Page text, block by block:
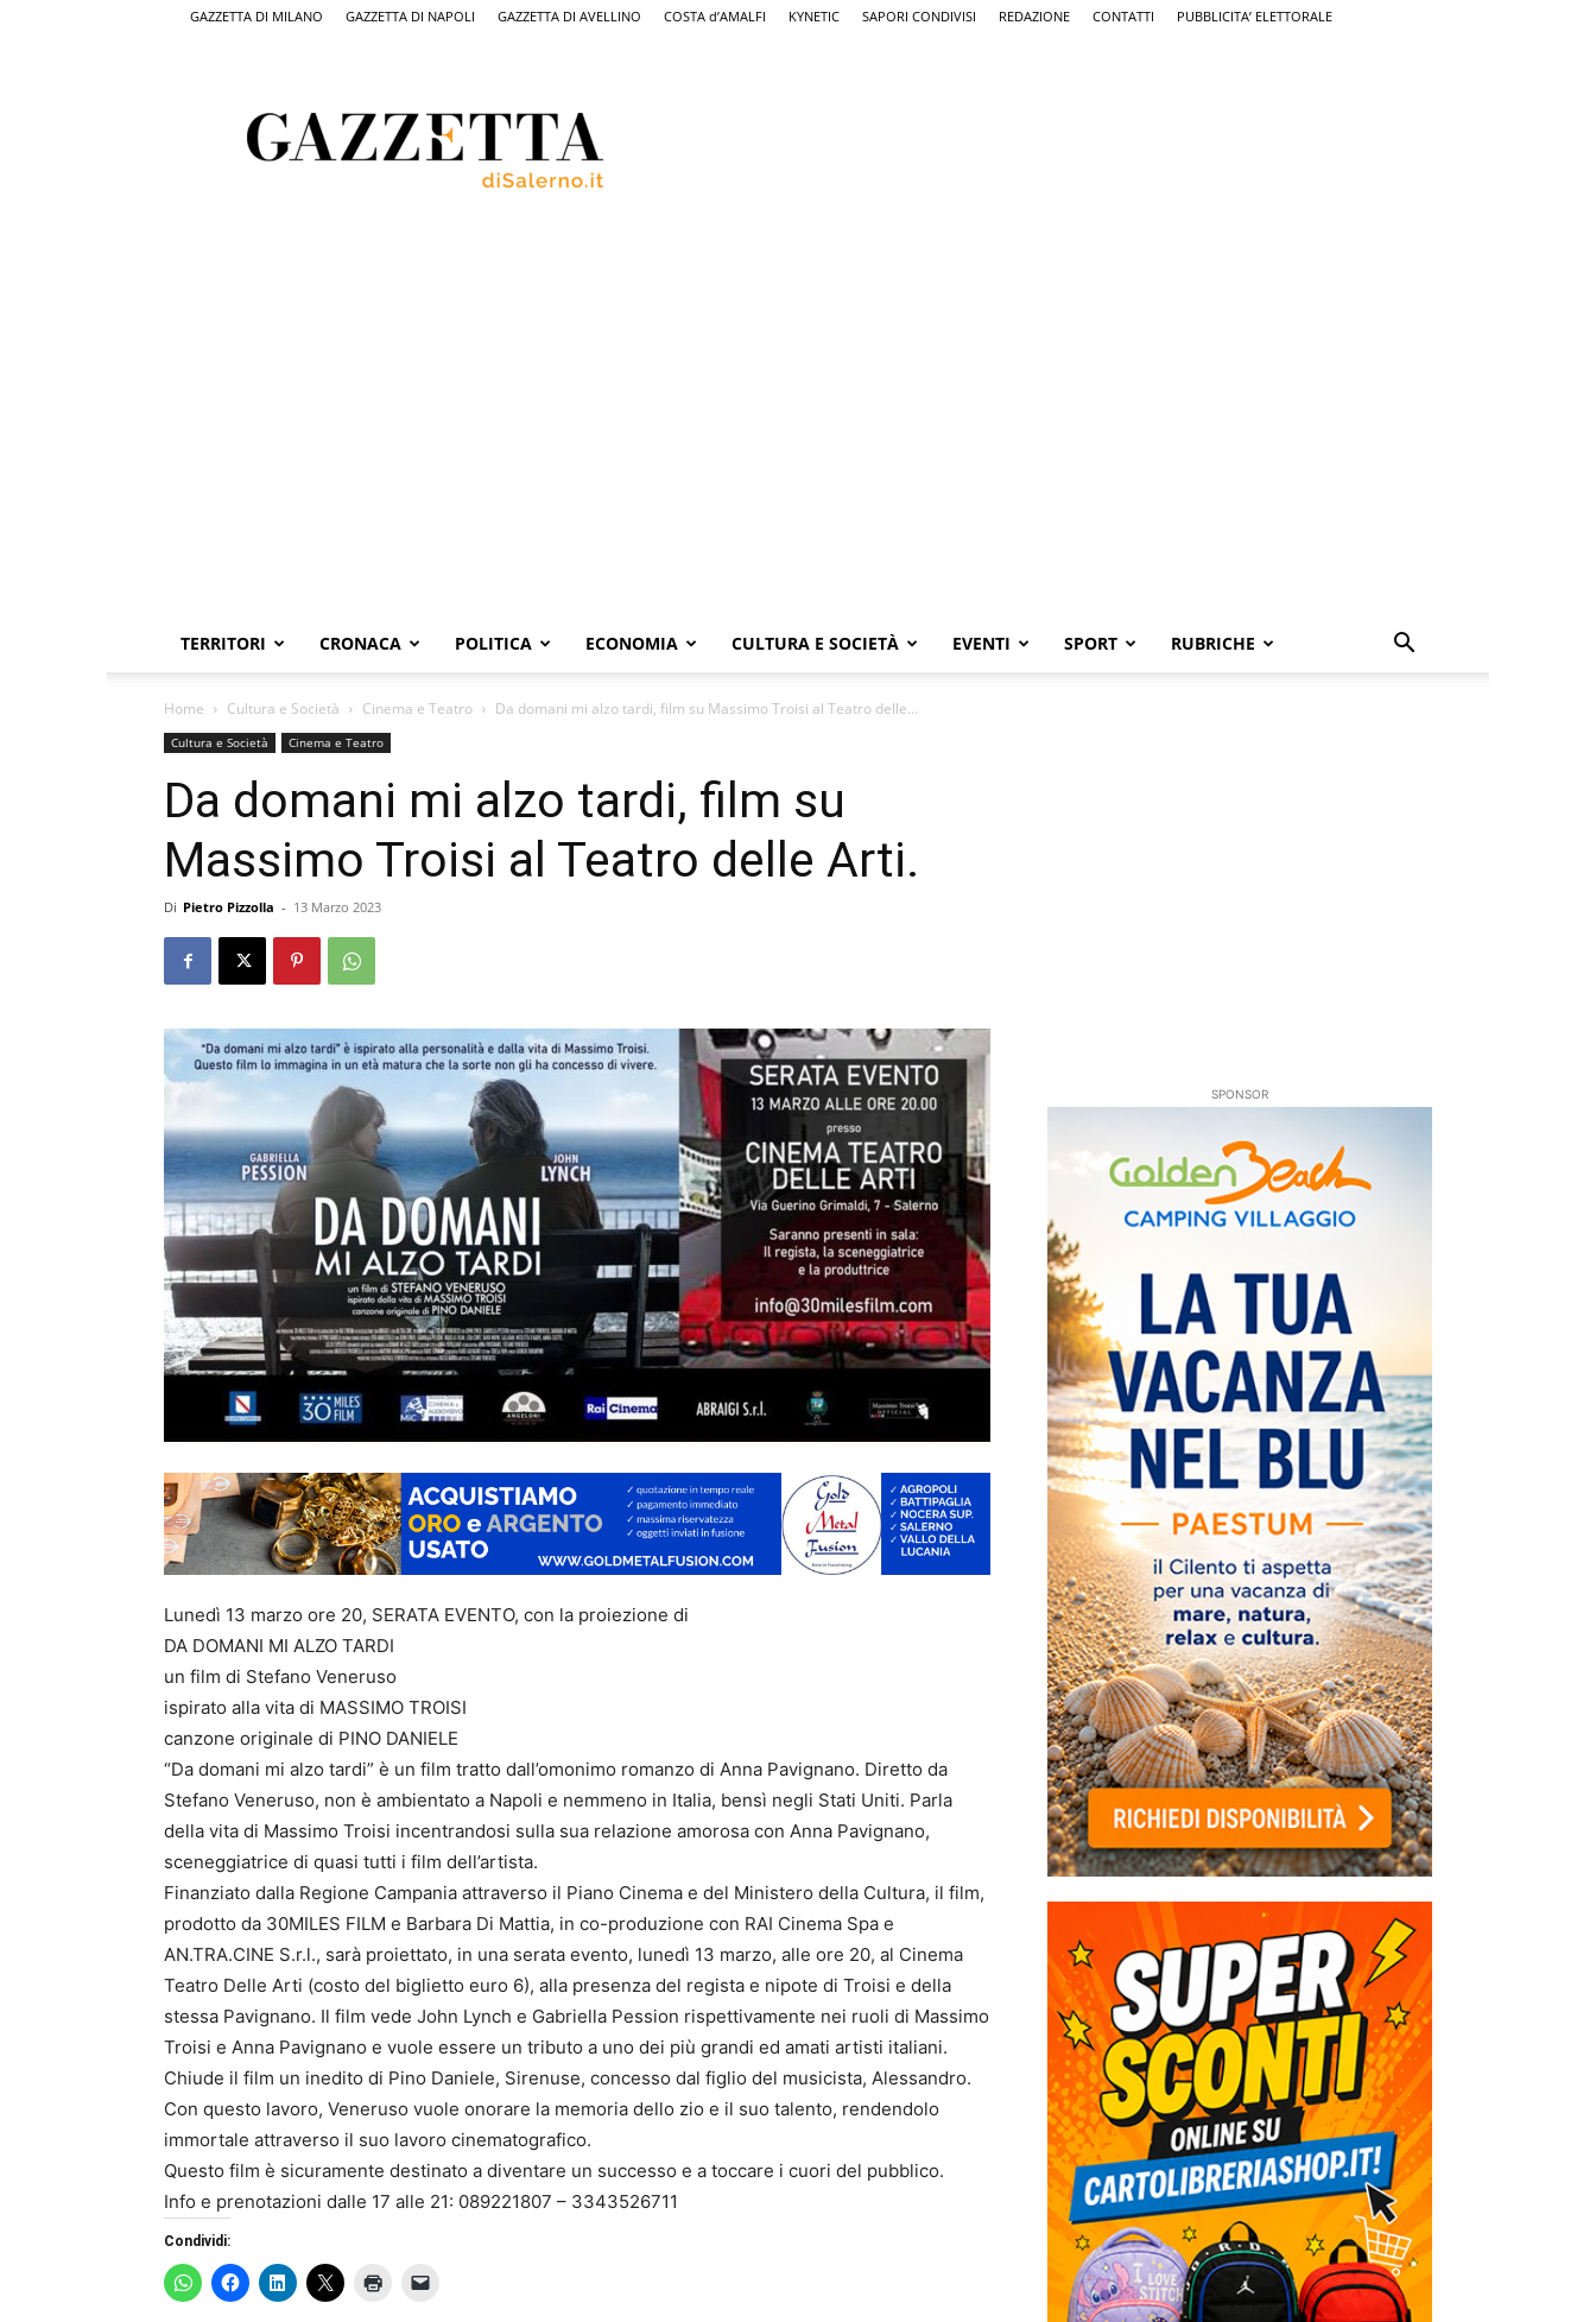
GAZZETTA DI MILANO GAZZETTA DI NAPOLI GAZZETTA DI AVELLINO COSTA d’AMALFI KYNETIC SAPORI CONDIVISI REDAZIONE CONTATTI PUBBLICITA’ ELETTORALE
Salerno,
il
quotidiano
TERRITORI CRONACA POLITICA ECONOMIA CULTURA E SOCIETÀ EVENTI SPORT RUBRICHE
Home Cultura e Società Cinema e Teatro Da domani mi alzo tardi, film su Massimo Troisi al Teatro delle...
Cultura e Società Cinema e Teatro
Da domani mi alzo tardi, film su
Massimo Troisi al Teatro delle Arti.
Di Pietro Pizzolla - 13 Marzo 2023
Lunedì 13 marzo ore 20, SERATA EVENTO, con la proiezione di
DA DOMANI MI ALZO TARDI
un film di Stefano Veneruso
ispirato alla vita di MASSIMO TROISI
canzone originale di PINO DANIELE
“Da domani mi alzo tardi” è un film tratto dall’omonimo romanzo di Anna Pavignano. Diretto da
Stefano Veneruso, non è ambientato a Napoli e nemmeno in Italia, bensì negli Stati Uniti. Parla
della vita di Massimo Troisi incentrandosi sulla sua relazione amorosa con Anna Pavignano,
sceneggiatrice di quasi tutti i film dell’artista.
Finanziato dalla Regione Campania attraverso il Piano Cinema e del Ministero della Cultura, il film,
prodotto da 30MILES FILM e Barbara Di Mattia, in co-produzione con RAI Cinema Spa e
AN.TRA.CINE S.r.l., sarà proiettato, in una serata evento, lunedì 13 marzo, alle ore 20, al Cinema
Teatro Delle Arti (costo del biglietto euro 6), alla presenza del regista e nipote di Troisi e della
stessa Pavignano. Il film vede John Lynch e Gabriella Pession rispettivamente nei ruoli di Massimo
Troisi e Anna Pavignano e vuole essere un tributo a uno dei più grandi ed amati artisti italiani.
Chiude il film un inedito di Pino Daniele, Sirenuse, concesso dal figlio del musicista, Alessandro.
Con questo lavoro, Veneruso vuole onorare la memoria dello zio e il suo talento, rendendolo
immortale attraverso il suo lavoro cinematografico.
Questo film è sicuramente destinato a diventare un successo e a toccare i cuori del pubblico.
Info e prenotazioni dalle 17 alle 21: 089221807 – 3343526711
Condividi:
SPONSOR